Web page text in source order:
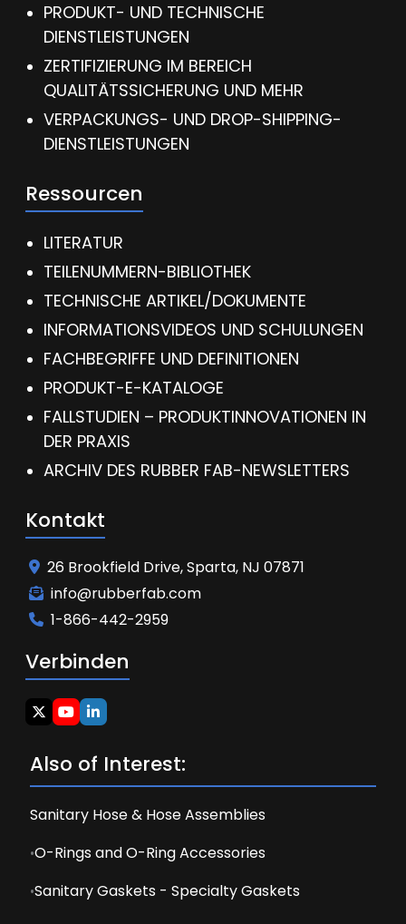
PRODUKT- UND TECHNISCHE
DIENSTLEISTUNGEN
ZERTIFIZIERUNG IM BEREICH
QUALITÄTSSICHERUNG UND MEHR
VERPACKUNGS- UND DROP-SHIPPING-
DIENSTLEISTUNGEN
Ressourcen
LITERATUR
TEILENUMMERN-BIBLIOTHEK
TECHNISCHE ARTIKEL/DOKUMENTE
INFORMATIONSVIDEOS UND SCHULUNGEN
FACHBEGRIFFE UND DEFINITIONEN
PRODUKT-E-KATALOGE
FALLSTUDIEN – PRODUKTINNOVATIONEN IN
DER PRAXIS
ARCHIV DES RUBBER FAB-NEWSLETTERS
Kontakt
26 Brookfield Drive, Sparta, NJ 07871
info@rubberfab.com
1-866-442-2959
Verbinden
Also of Interest:
Sanitary Hose & Hose Assemblies
O-Rings and O-Ring Accessories
Sanitary Gaskets - Specialty Gaskets